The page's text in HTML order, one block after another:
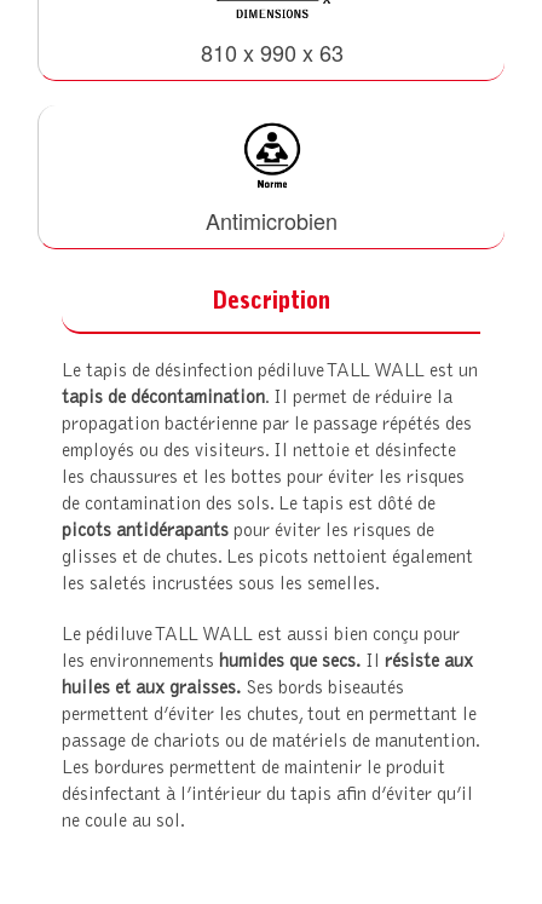
810 x 990 x 63
Antimicrobien
Description
Le tapis de désinfection pédiluve TALL WALL est un
tapis de décontamination. Il permet de réduire la
propagation bactérienne par le passage répétés des
employés ou des visiteurs. Il nettoie et désinfecte
les chaussures et les bottes pour éviter les risques
de contamination des sols. Le tapis est dôté de
picots antidérapants pour éviter les risques de
glisses et de chutes. Les picots nettoient également
les saletés incrustées sous les semelles.
Le pédiluve TALL WALL est aussi bien conçu pour
les environnementshumides que secs. Ilrésiste aux
huiles et aux graisses. Ses bords biseautés
permettent d’éviter les chutes, tout en permettant le
passage de chariots ou de matériels de manutention.
Les bordures permettent de maintenir le produit
désinfectant à l’intérieur du tapis afin d’éviter qu’il
ne coule au sol.